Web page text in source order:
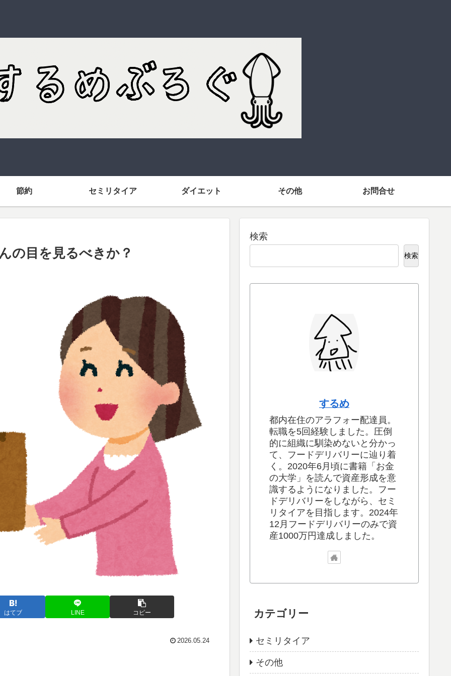
節約 セミリタイア ダイエット その他 お問合せ
の目を見るべきか？
はてブ LINE コピー
2026.05.24
検索
検索
するめ
都内在住のアラフォー配達員。
転職を5回経験しました。圧倒
的に組織に馴染めないと分かっ
て、フードデリバリーに辿り着
く。2020年6月頃に書籍「お金
の大学」を読んで資産形成を意
識するようになりました。フー
ドデリバリーをしながら、セミ
リタイアを目指します。2024年
12月フードデリバリーのみで資
産1000万円達成しました。
カテゴリー
セミリタイア
その他